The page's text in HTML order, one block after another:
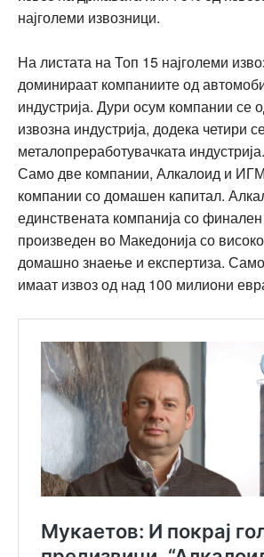
најголеми извозници.
На листата на Топ 15 најголеми
доминираат компаниите од
индустрија. Дури осум компании се
извозна индустрија, додека четири
металопреработувачката индустрија.
Само две компании, Алкалоид и ИГМ
компании со домашен капитал.
единствената компанија со
произведен во Македонија со
домашно знаење и експертиза.
имаат извоз од над 100 милиони